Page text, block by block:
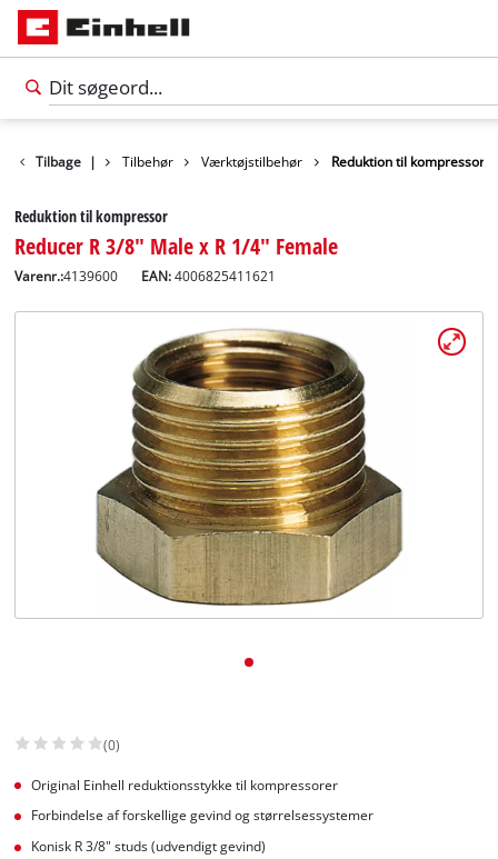
English
Tilbage | Tilbehør Værktøjstilbehør Reduktion til kompressor
Reduktion til kompressor
Reducer R 3/8" Male x R 1/4" Female
Varenr.:4139600 EAN:4006825411621
(0)
Original Einhell reduktionsstykke til kompressorer
Forbindelse af forskellige gevind og størrelsessystemer
Konisk R 3/8" studs (udvendigt gevind)